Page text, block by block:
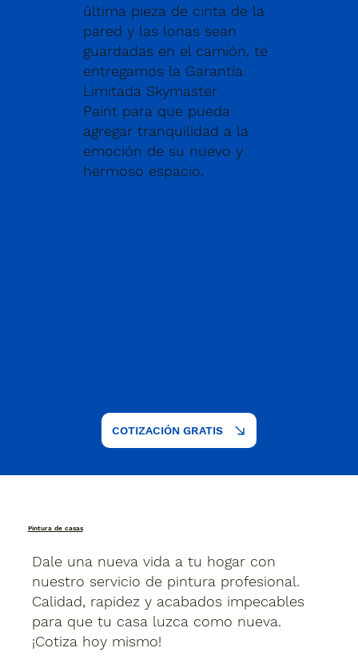
última pieza de cinta de la
pared y las lonas sean
guardadas en el camión, te
entregamos la Garantía
Limitada Skymaster
Paint para que pueda
agregar tranquilidad a la
emoción de su nuevo y
hermoso espacio.
COTIZACIÓN GRATIS
Pintura de casas
Dale una nueva vida a tu hogar con
nuestro servicio de pintura profesional.
Calidad, rapidez y acabados impecables
para que tu casa luzca como nueva.
¡Cotiza hoy mismo!